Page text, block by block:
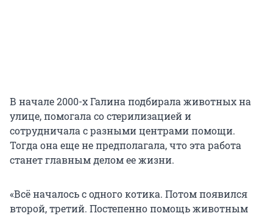
В начале 2000-х Галина подбирала животных на
улице, помогала со стерилизацией и
сотрудничала с разными центрами помощи.
Тогда она еще не предполагала, что эта работа
станет главным делом ее жизни.
«Всё началось с одного котика. Потом появился
второй, третий. Постепенно помощь животным